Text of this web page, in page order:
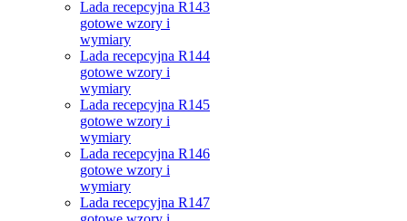
Lada recepcyjna R143
gotowe wzory i
wymiary
Lada recepcyjna R144
gotowe wzory i
wymiary
Lada recepcyjna R145
gotowe wzory i
wymiary
Lada recepcyjna R146
gotowe wzory i
wymiary
Lada recepcyjna R147